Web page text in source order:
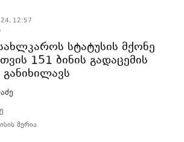
12:57
სტატუსის მქონე
151 ბინის გადაცემის
განიხილავს
მერია